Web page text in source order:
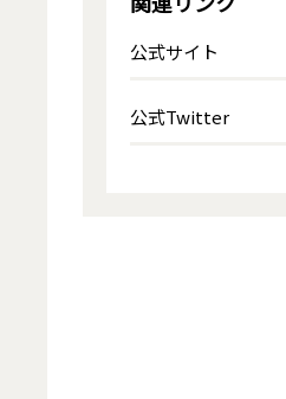
公式サイト
公式Twitter